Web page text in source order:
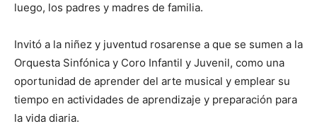
luego, los padres y madres de familia.
Invitó a la niñez y juventud rosarense a que se sumen a la
Orquesta Sinfónica y Coro Infantil y Juvenil, como una
oportunidad de aprender del arte musical y emplear su
tiempo en actividades de aprendizaje y preparación para
la vida diaria.